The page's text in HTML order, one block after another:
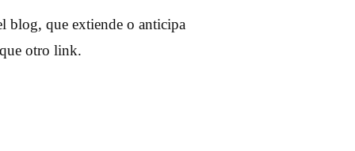
blog, que extiende o anticipa
otro link.